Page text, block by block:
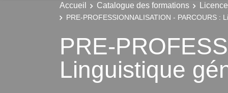
Accueil Catalogue des formations Licence
PRE-PROFESSIONNALISATION - PARCOURS :
PRE-
Linguistique